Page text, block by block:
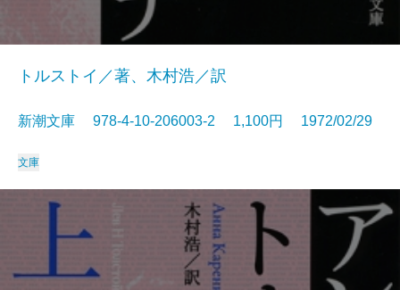
トルストイ／著、木村浩／訳
新潮文庫 978-4-10-206003-2 1,100円 1972/02/29
文庫